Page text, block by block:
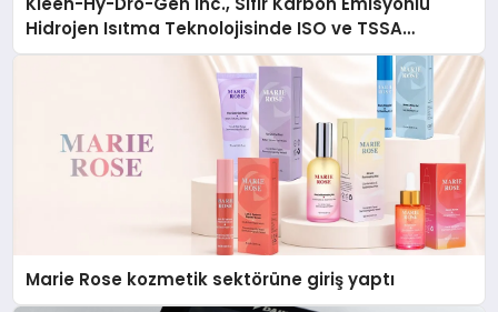
Hidrojen Isıtma Teknolojisinde ISO ve TSSA
Düzenleyici Onaylarını Aldı
Marie Rose kozmetik sektörüne giriş yaptı